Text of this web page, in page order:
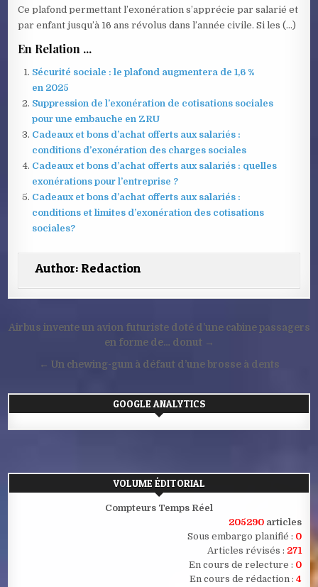
Ce plafond permettant l’exonération s’apprécie par salarié et
par enfant jusqu’à 16 ans révolus dans l’année civile. Si les (…)
En Relation ...
Sécurité sociale : le plafond augmentera de 1,6 %
en 2025
Suppression de l’exonération de cotisations sociales
pour une embauche en ZRU
Cadeaux et bons d’achat offerts aux salariés :
conditions d’exonération des charges sociales
Cadeaux et bons d’achat offerts aux salariés : quelles
exonérations pour l’entreprise ?
Cadeaux et bons d’achat offerts aux salariés :
conditions et limites d’exonération des cotisations
sociales?
Author: Redaction
Navigation
l’article
Airbus invente un avion futuriste doté d’une cabine passagers
en forme de… donut →
← Un chewing-gum à défaut d’une brosse à dents
GOOGLE ANALYTICS
VOLUME ÉDITORIAL
Compteurs Temps Réel
205290 articles
Sous embargo planifié : 0
Articles révisés : 271
En cours de relecture : 0
En cours de rédaction : 4